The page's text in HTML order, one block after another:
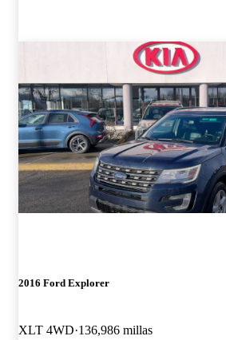
2016 Ford Explorer
XLT 4WD 136,986 millas